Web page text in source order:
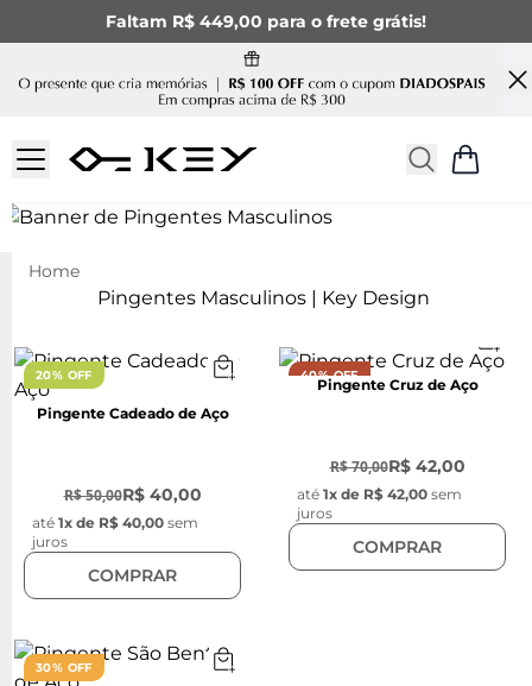
Faltam R$ 449,00 para o frete grátis!
Pingentes Masculinos | Key Design
20% OFF
Pingente Cadeado de Aço
R$ 50,00R$ 40,00
até 1x de R$ 40,00 sem
juros
COMPRAR
40% OFF
Pingente Cruz de Aço
R$ 70,00R$ 42,00
até 1x de R$ 42,00 sem
juros
COMPRAR
30% OFF